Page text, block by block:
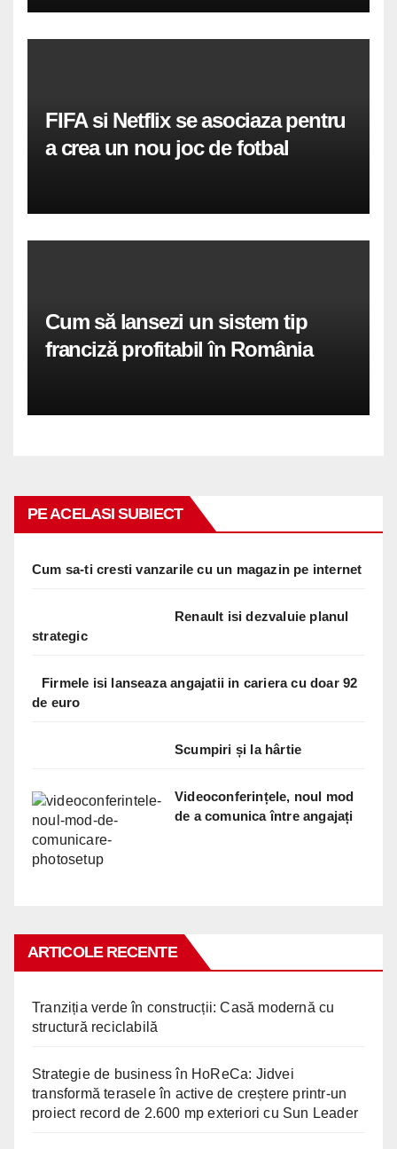
FIFA si Netflix se asociaza pentru
a crea un nou joc de fotbal
Cum să lansezi un sistem tip
franciză profitabil în România
PE ACELASI SUBIECT
Cum sa-ti cresti vanzarile cu un magazin pe internet
Renault isi dezvaluie planul
strategic
Firmele isi lanseaza angajatii in cariera cu doar 92
de euro
Scumpiri și la hârtie
Videoconferințele, noul mod
de a comunica între angajați
ARTICOLE RECENTE
Tranziția verde în construcții: Casă modernă cu
structură reciclabilă
Strategie de business în HoReCa: Jidvei
transformă terasele în active de creștere printr-un
proiect record de 2.600 mp exteriori cu Sun Leader